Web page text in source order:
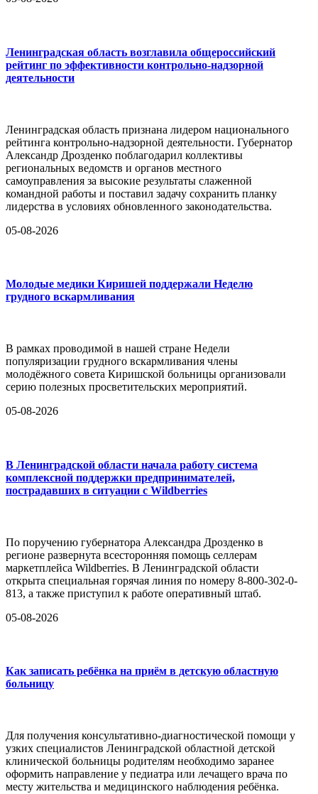
Ленинградская область возглавила общероссийский
рейтинг по эффективности контрольно-надзорной
деятельности
Ленинградская область признана лидером национального
рейтинга контрольно-надзорной деятельности. Губернатор
Александр Дрозденко поблагодарил коллективы
региональных ведомств и органов местного
самоуправления за высокие результаты слаженной
командной работы и поставил задачу сохранить планку
лидерства в условиях обновленного законодательства.
05-08-2026
Молодые медики Киришей поддержали Неделю
грудного вскармливания
В рамках проводимой в нашей стране Недели
популяризации грудного вскармливания члены
молодёжного совета Киришской больницы организовали
серию полезных просветительских мероприятий.
05-08-2026
В Ленинградской области начала работу система
комплексной поддержки предпринимателей,
пострадавших в ситуации с Wildberries
По поручению губернатора Александра Дрозденко в
регионе развернута всесторонняя помощь селлерам
маркетплейса Wildberries. В Ленинградской области
открыта специальная горячая линия по номеру 8-800-302-0-
813, а также приступил к работе оперативный штаб.
05-08-2026
Как записать ребёнка на приём в детскую областную
больницу
Для получения консультативно-диагностической помощи у
узких специалистов Ленинградской областной детской
клинической больницы родителям необходимо заранее
оформить направление у педиатра или лечащего врача по
месту жительства и медицинского наблюдения ребёнка.